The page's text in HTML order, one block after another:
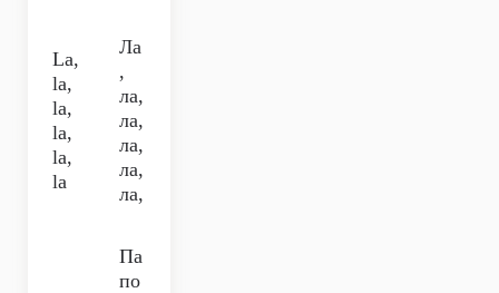
La,
la,
la,
la,
la,
la
Ла
,
ла,
ла,
ла,
ла,
ла,
Па
по